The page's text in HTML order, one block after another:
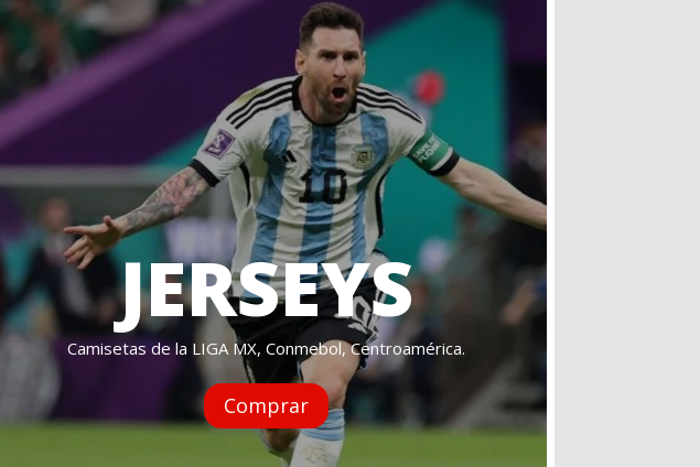
JERSEYS
Camisetas de la LIGA MX, Conmebol, Centroamérica.
Comprar